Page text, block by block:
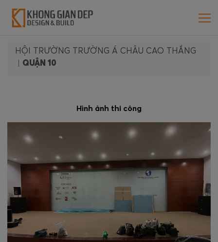
HỘI TRƯỜNG TRƯỜNG Á CHÂU CAO THẮNG
QUẬN 10
Hình ảnh thi công